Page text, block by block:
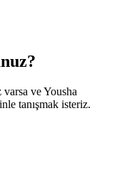
ve Yousha
tanışmak isteriz.